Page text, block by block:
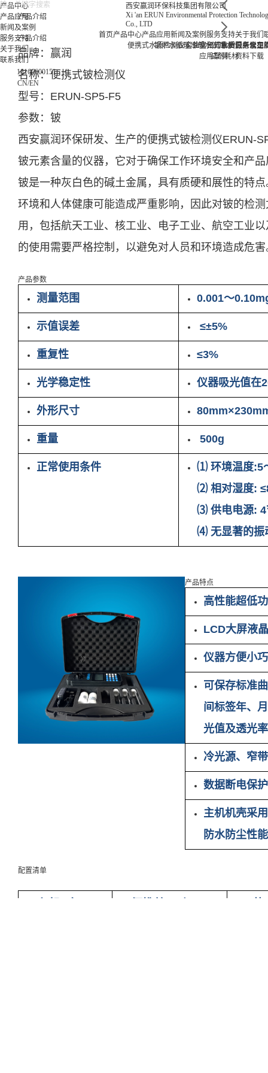
西安赢润环保科技集团有限公司
Xi 'an ERUN Environmental Protection
Co., LTD
首页产品中心
便携式水质检测仪实验室台式水质分析仪在
试剂耗材
产品应用
锅炉水循环冷却水饮用水/自来水二
新闻及案例
企业资讯行业资讯
应用案例
服务支持
售后服务常见
资料下载
关于我们
公司
产品中心
产品应用
新闻及案例
服务支持
关于我们
联系我们
18166600151
CN/EN
产品介绍
产品介绍
品牌：赢润
名称：便携式铍检测仪
型号：ERUN-SP5-F5
参数：铍
西安赢润环保研发、生产的便携式铍检测仪ERUN-
铍元素含量的仪器，它对于确保工作环境安全和产
铍是一种灰白色的碱土金属，具有质硬和展性的特
环境和人体健康可能造成严重影响，因此对铍的检
用，包括航天工业、核工业、电子工业、航空工业
的使用需要严格控制，以避免对人员和环境造成危害
产品参数
测量范围 0.001～
示值误差 ≤±5%
重复性 ≤3%
光学稳定性 仪器吸光值在
外形尺寸
重量 500g
正常使用条件
⑴ 环境温度:5
⑵ 相对湿度:
⑶ 供电电源: 4
⑷ 无显著的振
产品特点
高性能超低
LCD大屏液
仪器方便小
可保存标准
间标签年、
光值及透光
冷光源、窄
数据断电保
主机机壳采
防水防尘性
配置清单